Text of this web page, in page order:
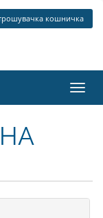
кошничка
ја